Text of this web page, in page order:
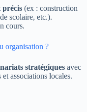
(ex : construction
scolaire, etc.).
cours.
organisation ?
stratégiques avec
associations locales.